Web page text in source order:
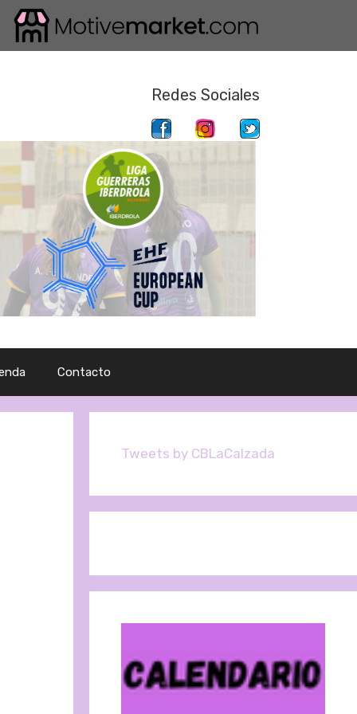
Redes Sociales
Contacto
Tweets by CBLaCalzada